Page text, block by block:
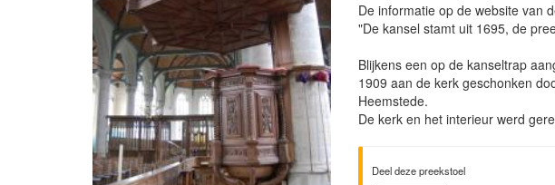
De informatie op de website van
"De kansel stamt uit 1695, de
Blijkens een op de kanseltrap
1909 aan de kerk geschonken
Heemstede.
De kerk en het interieur werd
Deel deze preekstoel